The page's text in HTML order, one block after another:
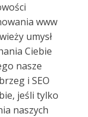
www
umysł
Ciebie
nasze
i SEO
jeśli tylko
naszych